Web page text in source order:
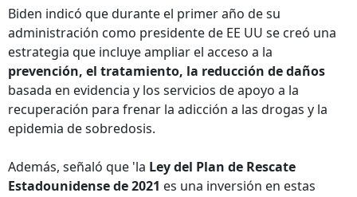
Biden indicó que durante el primer año de su
administración como presidente de EE UU se creó una
estrategia que incluye ampliar el acceso a la
prevención, el tratamiento, la reducción de daños
basada en evidencia y los servicios de apoyo a la
recuperación para frenar la adicción a las drogas y la
epidemia de sobredosis.
Además, señaló que 'la Ley del Plan de Rescate
Estadounidense de 2021 es una inversión en estas